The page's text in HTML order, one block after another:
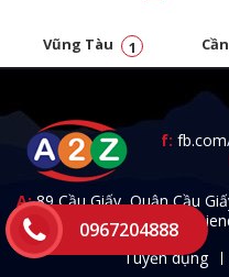
Vũng Tàu 1
f:
A:89 Cầu Giấy, Quận Cầu
T: 0967.204.888 -E:
Tuyển dụng
0967204888